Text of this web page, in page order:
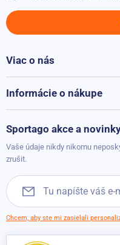
Viac o nás
Kontakty
Informácie o nákupe
Možnosti platby
Obchodné podmienky
Sportago akce a
Vaše údaje nikdy nikomu
zrušit.
Chcem, aby ste mi zasielali